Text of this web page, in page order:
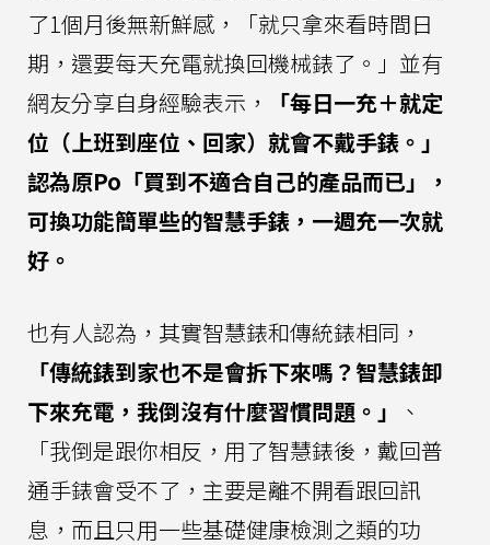
了1個月後無新鮮感，「就只拿來看時間日
期，還要每天充電就換回機械錶了。」並有
網友分享自身經驗表示，
「每日一充＋就定
位（上班到座位、回家）就會不戴手錶。」
認為原Po「買到不適合自己的產品而已」，
可換功能簡單些的智慧手錶，一週充一次就
好。
也有人認為，其實智慧錶和傳統錶相同，
「傳統錶到家也不是會拆下來嗎？智慧錶卸
下來充電，我倒沒有什麼習慣問題。」
、
「我倒是跟你相反，用了智慧錶後，戴回普
通手錶會受不了，主要是離不開看跟回訊
息，而且只用一些基礎健康檢測之類的功